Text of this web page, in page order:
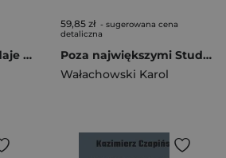
„Białorusin, który udaje Litwina”. Czesław Miłosz i Polska 1918-1939
59,85 zł - sugerowana cena
detaliczna
Poza największymi Studium o byłych stolicach województw
Wałachowski Karol